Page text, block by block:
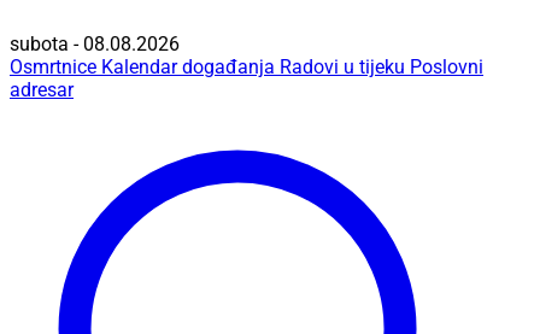
subota - 08.08.2026
Osmrtnice Kalendar događanja Radovi u tijeku Poslovni
adresar